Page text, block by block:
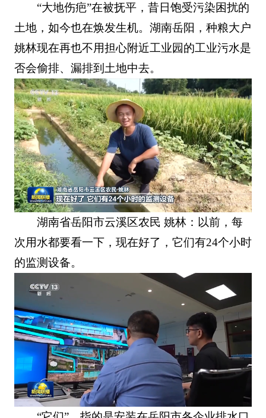
“大地伤疤”在被抚平，昔日饱受污染困扰的
土地，如今也在焕发生机。湖南岳阳，种粮大户
姚林现在再也不用担心附近工业园的工业污水是
否会偷排、漏排到土地中去。
湖南省岳阳市云溪区农民 姚林：以前，每
次用水都要看一下，现在好了，它们有24个小时
的监测设备。